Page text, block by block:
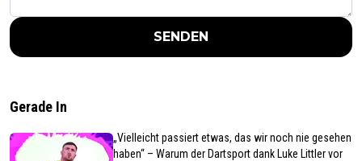
SENDEN
Gerade In
„Vielleicht passiert etwas, das wir noch nie gesehen
haben“ – Warum der Dartsport dank Luke Littler vor